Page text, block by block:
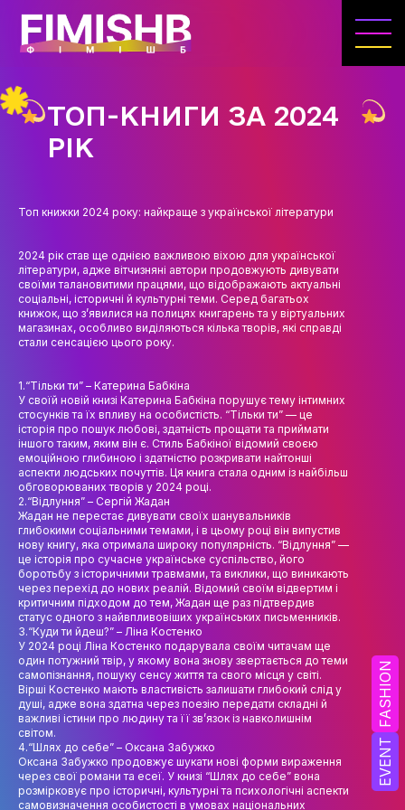
EVENT
FASHION
ГОЛОВНА
ІНДУСТРІЇ ДОЗВІЛЛЯ
МЕТА, ЗАВДАННЯ ТА ІСТОРІЯ КАФЕДРИ
ПРАКТИКА
СИЛАБУСИ
НАУКА
НАПРЯМИ ДОСЛІДЖЕНЬ
НАУК.РОБОТА СТУДЕНТІВ
ВИДАВНИЧА ДІЯЛЬНІСТЬ
КОНФЕРЕНЦІЇ, СЕМІНАРИ
ПІДВИЩЕННЯ КВАЛІФІКАЦІЇ
ЯКІСТЬ ОСВІТИ
АКАДЕМІЧНА ДОБРОЧЕСНІСТЬ
АКАДЕМІЧНА МОБІЛЬНІСТЬ
СПІВПРАЦЯ
КАФЕДРА ФЕШН ТА ШОУ-БІЗНЕСУ
МЕТА, ЗАВДАННЯ ТА ІСТОРІЯ КАФЕДРИ
ВИКЛАДАЦЬКИЙ СКЛАД
ТОП-КНИГИ ЗА 2024
РІК
Топ книжки 2024 року: найкраще з української літератури
2024 рік став ще однією важливою віхою для української
літератури, адже вітчизняні автори продовжують дивувати
своїми талановитими працями, що відображають актуальні
соціальні, історичні й культурні теми. Серед багатьох
книжок, що з’явилися на полицях книгарень та у віртуальних
магазинах, особливо виділяються кілька творів, які справді
стали сенсацією цього року.
1.“Тільки ти” – Катерина Бабкіна
У своїй новій книзі Катерина Бабкіна порушує тему інтимних
стосунків та їх впливу на особистість. “Тільки ти” — це
історія про пошук любові, здатність прощати та приймати
іншого таким, яким він є. Стиль Бабкіної відомий своєю
емоційною глибиною і здатністю розкривати найтонші
аспекти людських почуттів. Ця книга стала одним із найбільш
обговорюваних творів у 2024 році.
2.“Відлуння” – Сергій Жадан
Жадан не перестає дивувати своїх шанувальників
глибокими соціальними темами, і в цьому році він випустив
нову книгу, яка отримала широку популярність. “Відлуння” —
це історія про сучасне українське суспільство, його
боротьбу з історичними травмами, та виклики, що виникають
через перехід до нових реалій. Відомий своїм відвертим і
критичним підходом до тем, Жадан ще раз підтвердив
статус одного з найвпливовіших українських письменників.
3.“Куди ти йдеш?” – Ліна Костенко
У 2024 році Ліна Костенко подарувала своїм читачам ще
один потужний твір, у якому вона знову звертається до теми
самопізнання, пошуку сенсу життя та свого місця у світі.
Вірші Костенко мають властивість залишати глибокий слід у
душі, адже вона здатна через поезію передати складні й
важливі істини про людину та її зв’язок із навколишнім
світом.
4.“Шлях до себе” – Оксана Забужко
Оксана Забужко продовжує шукати нові форми вираження
через свої романи та есеї. У книзі “Шлях до себе” вона
розмірковує про історичні, культурні та психологічні аспекти
самовизначення особистості в умовах національних